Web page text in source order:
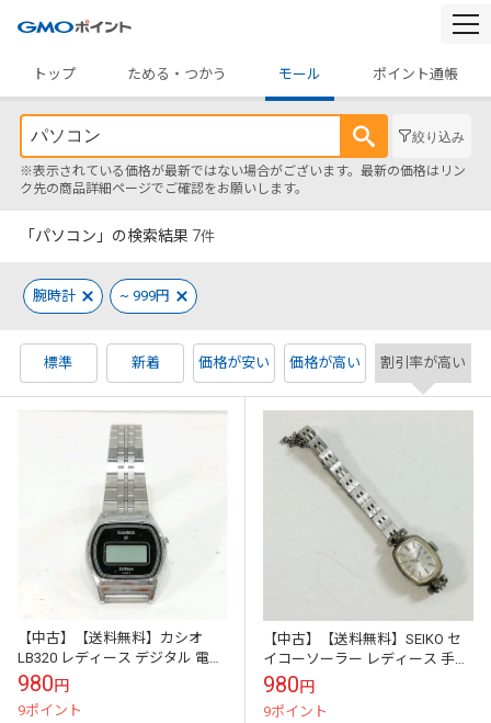
トップ
ためる・つかう モール ポイント通帳
絞り込み
※表示されている価格が最新ではない場合がございます。最新の価格はリン
ク先の商品詳細ページでご確認をお願いします。
「パソコン」の検索結果 7件
腕時計 ~ 999円
標準 新着 価格が安い 価格が高い 割引率が高い
【中古】【送料無料】カシオ
LB320 レディース デジタル 電池
式★ジャンク※メール便でお送
りします【代引き不可】
980円
9ポイント
【中古】【送料無料】SEIKO セ
イコーソーラー レディース 手巻
き 10-3420 17石★ジャンク※メ
ール便でお送りします【代...
980円
9ポイント